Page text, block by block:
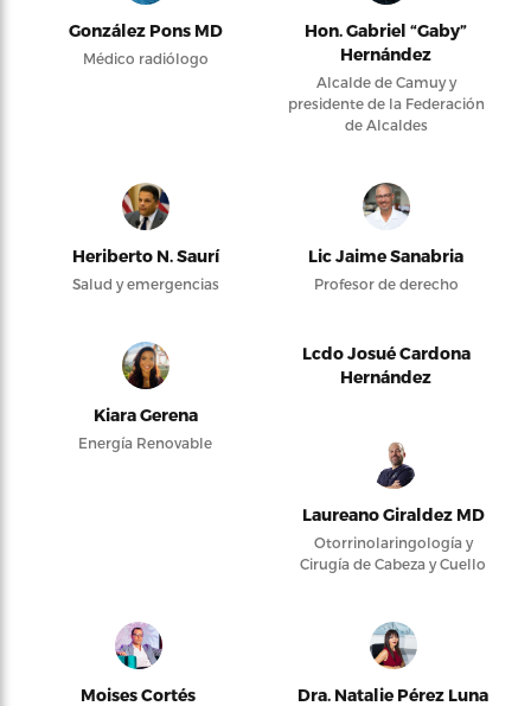
González Pons MD
Médico radiólogo
Hon. Gabriel “Gaby”
Hernández
Alcalde de Camuy y
presidente de la Federación
de Alcaldes
Heriberto N. Saurí
Salud y emergencias
Lic Jaime Sanabria
Profesor de derecho
Kiara Gerena
Energía Renovable
Lcdo Josué Cardona
Hernández
Laureano Giraldez MD
Otorrinolaringología y
Cirugía de Cabeza y Cuello
Moises Cortés Dra. Natalie Pérez Luna